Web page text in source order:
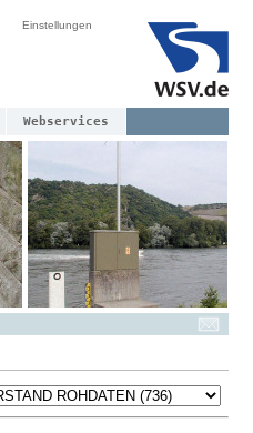
Einstellungen
Webservices